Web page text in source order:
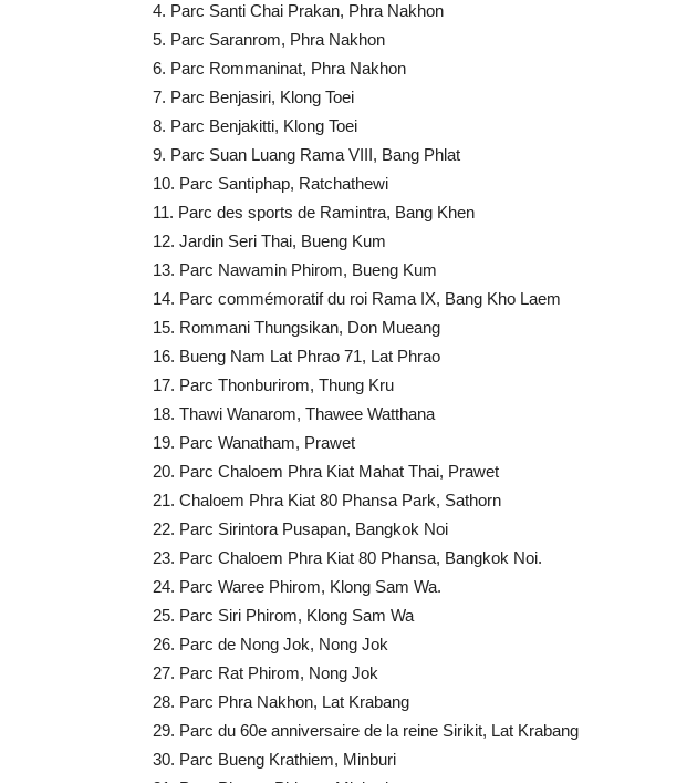
4. Parc Santi Chai Prakan, Phra Nakhon
5. Parc Saranrom, Phra Nakhon
6. Parc Rommaninat, Phra Nakhon
7. Parc Benjasiri, Klong Toei
8. Parc Benjakitti, Klong Toei
9. Parc Suan Luang Rama VIII, Bang Phlat
10. Parc Santiphap, Ratchathewi
11. Parc des sports de Ramintra, Bang Khen
12. Jardin Seri Thai, Bueng Kum
13. Parc Nawamin Phirom, Bueng Kum
14. Parc commémoratif du roi Rama IX, Bang Kho Laem
15. Rommani Thungsikan, Don Mueang
16. Bueng Nam Lat Phrao 71, Lat Phrao
17. Parc Thonburirom, Thung Kru
18. Thawi Wanarom, Thawee Watthana
19. Parc Wanatham, Prawet
20. Parc Chaloem Phra Kiat Mahat Thai, Prawet
21. Chaloem Phra Kiat 80 Phansa Park, Sathorn
22. Parc Sirintora Pusapan, Bangkok Noi
23. Parc Chaloem Phra Kiat 80 Phansa, Bangkok Noi.
24. Parc Waree Phirom, Klong Sam Wa.
25. Parc Siri Phirom, Klong Sam Wa
26. Parc de Nong Jok, Nong Jok
27. Parc Rat Phirom, Nong Jok
28. Parc Phra Nakhon, Lat Krabang
29. Parc du 60e anniversaire de la reine Sirikit, Lat Krabang
30. Parc Bueng Krathiem, Minburi